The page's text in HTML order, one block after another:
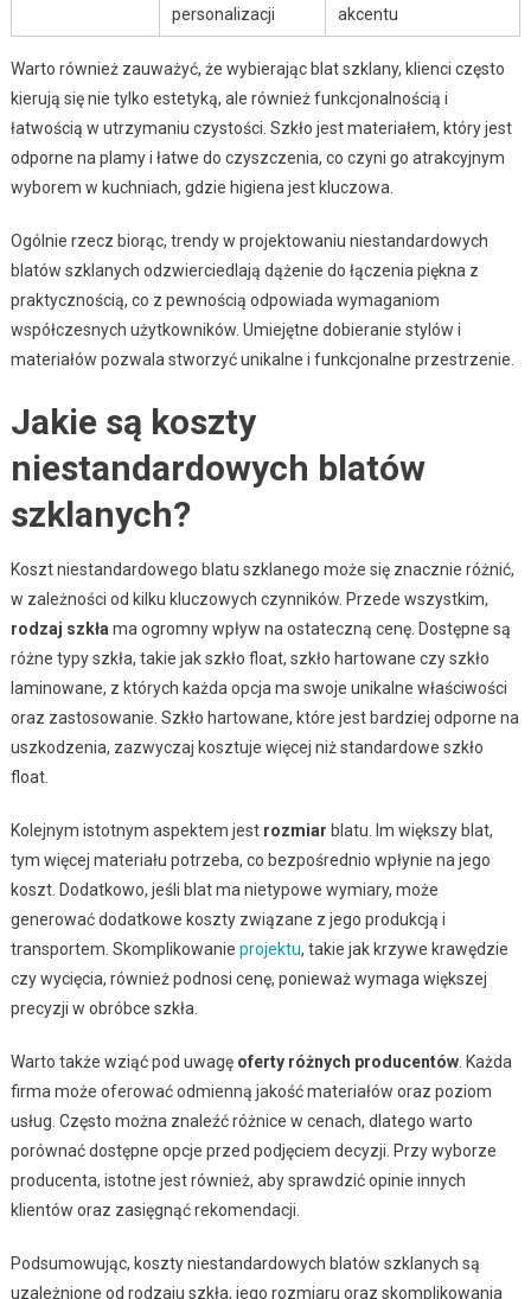
personalizacji
akcentu
Warto również zauważyć, że wybierając blat szklany, klienci często
kierują się nie tylko estetyką, ale również funkcjonalnością i
łatwością w utrzymaniu czystości. Szkło jest materiałem, który jest
odporne na plamy i łatwe do czyszczenia, co czyni go atrakcyjnym
wyborem w kuchniach, gdzie higiena jest kluczowa.
Ogólnie rzecz biorąc, trendy w projektowaniu niestandardowych
blatów szklanych odzwierciedlają dążenie do łączenia piękna z
praktycznością, co z pewnością odpowiada wymaganiom
współczesnych użytkowników. Umiejętne dobieranie stylów i
materiałów pozwala stworzyć unikalne i funkcjonalne przestrzenie.
Jakie są koszty
niestandardowych blatów
szklanych?
Koszt niestandardowego blatu szklanego może się znacznie różnić,
w zależności od kilku kluczowych czynników. Przede wszystkim,
rodzaj szkła ma ogromny wpływ na ostateczną cenę. Dostępne są
różne typy szkła, takie jak szkło float, szkło hartowane czy szkło
laminowane, z których każda opcja ma swoje unikalne właściwości
oraz zastosowanie. Szkło hartowane, które jest bardziej odporne na
uszkodzenia, zazwyczaj kosztuje więcej niż standardowe szkło
float.
Kolejnym istotnym aspektem jest rozmiar blatu. Im większy blat,
tym więcej materiału potrzeba, co bezpośrednio wpłynie na jego
koszt. Dodatkowo, jeśli blat ma nietypowe wymiary, może
generować dodatkowe koszty związane z jego produkcją i
transportem. Skomplikowanie projektu, takie jak krzywe krawędzie
czy wycięcia, również podnosi cenę, ponieważ wymaga większej
precyzji w obróbce szkła.
Warto także wziąć pod uwagę oferty różnych producentów. Każda
firma może oferować odmienną jakość materiałów oraz poziom
usług. Często można znaleźć różnice w cenach, dlatego warto
porównać dostępne opcje przed podjęciem decyzji. Przy wyborze
producenta, istotne jest również, aby sprawdzić opinie innych
klientów oraz zasięgnąć rekomendacji.
Podsumowując, koszty niestandardowych blatów szklanych są
uzależnione od rodzaju szkła, jego rozmiaru oraz skomplikowania